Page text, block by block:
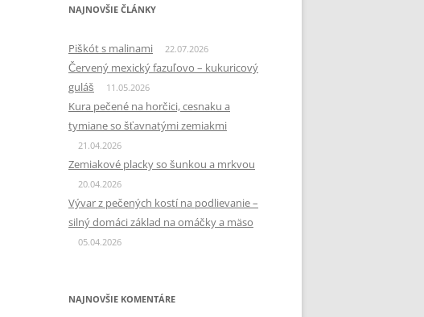
NAJNOVŠIE ČLÁNKY
Piškót s malinami 22.07.2026
Červený mexický fazuľovo – kukuricový
guláš
11.05.2026
Kura pečené na horčici, cesnaku a
tymiane so šťavnatými zemiakmi
21.04.2026
Zemiakové placky so šunkou a mrkvou
20.04.2026
Vývar z pečených kostí na podlievanie –
silný domáci základ na omáčky a mäso
05.04.2026
NAJNOVŠIE KOMENTÁRE